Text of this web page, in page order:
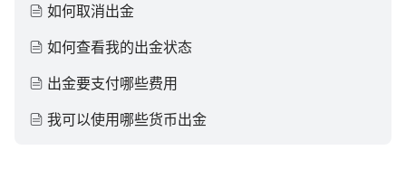
如何取消出金
如何查看我的出金状态
出金要支付哪些费用
我可以使用哪些货币出金